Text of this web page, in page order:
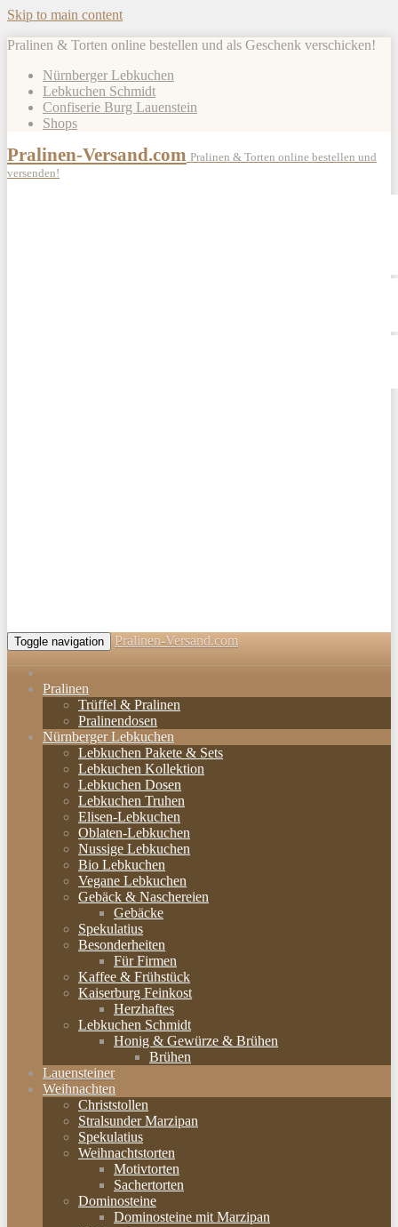
Skip to main content
Pralinen & Torten online bestellen und als Geschenk verschicken!
Nürnberger Lebkuchen
Lebkuchen Schmidt
Confiserie Burg Lauenstein
Shops
Pralinen-Versand.com Pralinen & Torten online bestellen und
versenden!
Toggle navigation Pralinen-Versand.com
Pralinen
Trüffel & Pralinen
Pralinendosen
Nürnberger Lebkuchen
Lebkuchen Pakete & Sets
Lebkuchen Kollektion
Lebkuchen Dosen
Lebkuchen Truhen
Elisen-Lebkuchen
Oblaten-Lebkuchen
Nussige Lebkuchen
Bio Lebkuchen
Vegane Lebkuchen
Gebäck & Naschereien
Gebäcke
Spekulatius
Besonderheiten
Für Firmen
Kaffee & Frühstück
Kaiserburg Feinkost
Herzhaftes
Lebkuchen Schmidt
Honig & Gewürze & Brühen
Brühen
Lauensteiner
Weihnachten
Christstollen
Stralsunder Marzipan
Spekulatius
Weihnachtstorten
Motivtorten
Sachertorten
Dominosteine
Dominosteine mit Marzipan